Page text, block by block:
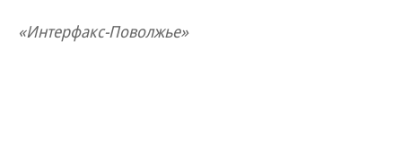
«Интерфакс-Поволжье»